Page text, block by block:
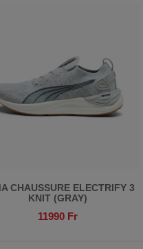
CHAUSSURE ELECTRIFY 3
KNIT (GRAY)
11990 Fr